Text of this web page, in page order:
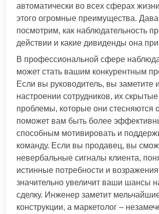
автоматически во всех сферах
этого огромные преимущества.
посмотрим, как наблюдательность
действии и какие дивиденды она
В профессиональной сфере
может стать вашим конкурентным
Если вы руководитель, вы заметите
настроении сотрудников, их
проблемы, которые они стесняются
поможет вам быть более
способным мотивировать и
команду. Если вы продавец, вы
невербальные сигналы клиента,
истинные потребности и
значительно увеличит ваши шансы
сделку. Инженер заметит
конструкции, а маркетолог –